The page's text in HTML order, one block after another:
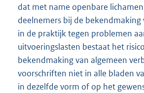
dat met name openbare
deelnemers bij de bekendmaking
in de praktijk tegen problemen
uitvoeringslasten bestaat het
bekendmaking van algemeen
voorschriften niet in alle bladen
in dezelfde vorm of op het